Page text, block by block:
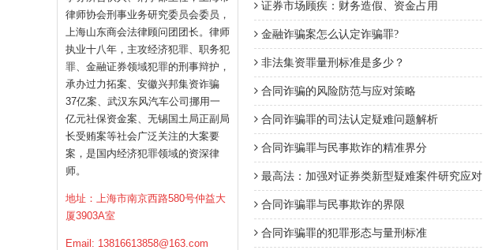
律师协会刑事业务研究委员会委员，
上海山东商会法律顾问团团长。律师
执业十八年，主攻经济犯罪、职务犯
罪、金融证券领域犯罪的刑事辩护，
承办过力拓案、安徽兴邦集资诈骗
37亿案、武汉东风汽车公司挪用一
亿元社保资金案、无锡国土局正副局
长受贿案等社会广泛关注的大案要
案，是国内经济犯罪领域的资深律
师。
地址：上海市南京西路580号仲益大
厦3903A室
Email: 13816613858@163.com
证券市场顾疾：财务造假、资金占用
金融诈骗案怎么认定诈骗罪?
非法集资罪量刑标准是多少？
合同诈骗的风险防范与应对策略
合同诈骗罪的司法认定疑难问题解析
合同诈骗罪与民事欺诈的精准界分
最高法：加强对证券类新型疑难案件研究应对
合同诈骗罪与民事欺诈的界限
合同诈骗罪的犯罪形态与量刑标准